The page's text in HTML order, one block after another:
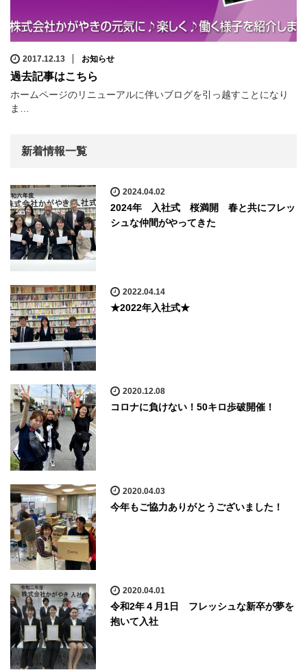
2017.12.13 お知らせ
過去記事はこちら
ホームページのリニューアルに伴いブログを引っ越すことになり
ま…
新着情報一覧
2024.04.02
2024年 入社式 桜満開 春と共にフレッ
シュな仲間がやってきた
2022.04.14
★2022年入社式★
2020.12.08
コロナに負けない！50キロ歩破開催！
2020.04.03
今年もご協力ありがとうございました！
2020.04.01
令和2年４月1日 フレッシュな新卒が夢を
抱いて入社